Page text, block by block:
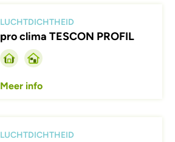
LUCHTDICHTHEID
pro clima TESCON PROFIL
Meer info
LUCHTDICHTHEID